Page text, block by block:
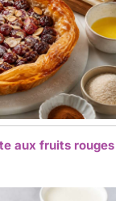
aux fruits rouges